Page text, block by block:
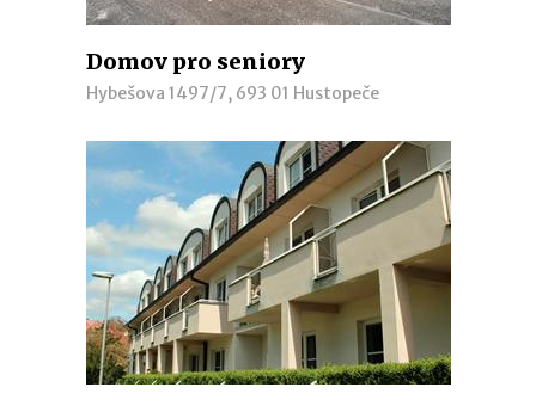
Domov pro seniory
Hybešova 1497/7, 693 01 Hustopeče